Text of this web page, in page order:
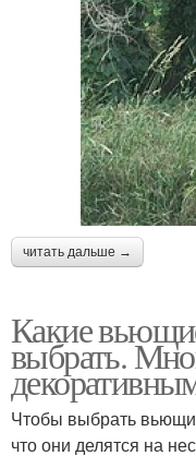
читать дальше →
Какие
выбрать.
Чтобы выбрать
что они делятся на